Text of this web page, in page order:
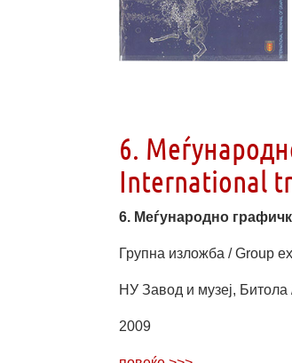
6.
International
6. Меѓународно
Групна изложба / Group
НУ Завод и музеј,
2009